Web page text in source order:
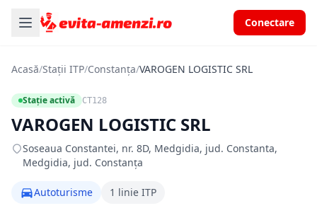
Conectare
Acasă/Stații ITP/Constanța/VAROGEN LOGISTIC SRL
Stație activă CT128
VAROGEN LOGISTIC SRL
Soseaua Constantei, nr. 8D, Medgidia, jud. Constanta,
Medgidia, jud. Constanța
Autoturisme 1 linie ITP